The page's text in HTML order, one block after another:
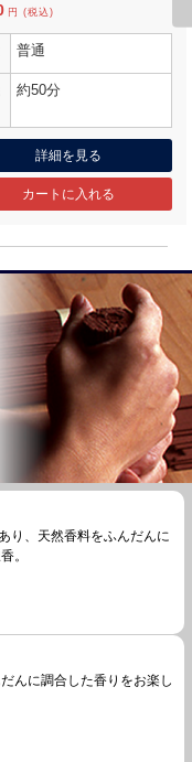
円 (税込)
普通
約50分
詳細を見る
り、天然香料をふんだんに
。
んに調合した香り をお楽し